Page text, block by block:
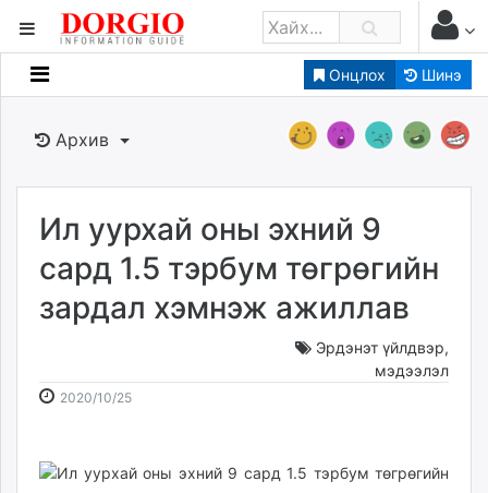
Онцлох Шинэ
Мэдээллийн
Банк санхүү
Бизнес ААН
Төрийн
Нийслэлийн
dorgio.mn
news.mn
tovch.mn
Архив
Ил уурхай оны эхний 9
сард 1.5 тэрбум төгрөгийн
зардал хэмнэж ажиллав
Эрдэнэт үйлдвэр,
мэдээлэл
2020/10/252020-
13:57:53
2026-
16:48:33